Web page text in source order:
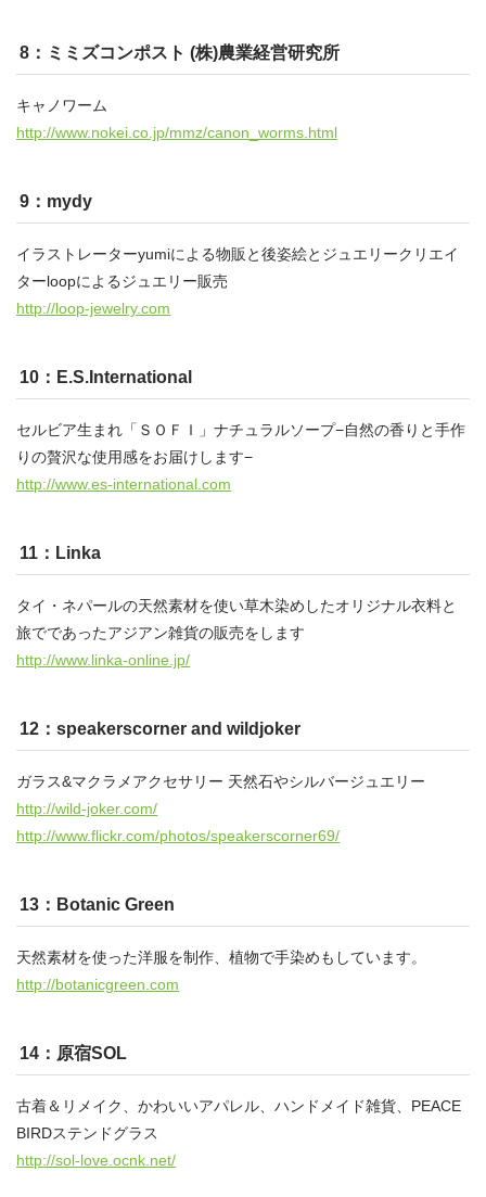
8：ミミズコンポスト (株)農業経営研究所
キャノワーム
http://www.nokei.co.jp/mmz/canon_worms.html
9：mydy
イラストレーターyumiによる物販と後姿絵とジュエリークリエイ
ターloopによるジュエリー販売
http://loop-jewelry.com
10：E.S.International
セルビア生まれ「ＳＯＦＩ」ナチュラルソープ−自然の香りと手作
りの贅沢な使用感をお届けします−
http://www.es-international.com
11：Linka
タイ・ネパールの天然素材を使い草木染めしたオリジナル衣料と
旅でであったアジアン雑貨の販売をします
http://www.linka-online.jp/
12：speakerscorner and wildjoker
ガラス&マクラメアクセサリー 天然石やシルバージュエリー
http://wild-joker.com/
http://www.flickr.com/photos/speakerscorner69/
13：Botanic Green
天然素材を使った洋服を制作、植物で手染めもしています。
http://botanicgreen.com
14：原宿SOL
古着＆リメイク、かわいいアパレル、ハンドメイド雑貨、PEACE
BIRDステンドグラス
http://sol-love.ocnk.net/